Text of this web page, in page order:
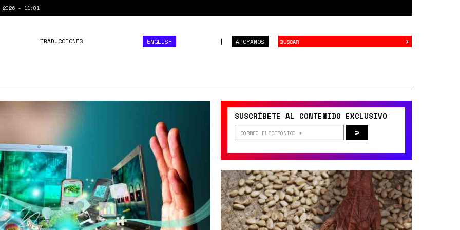
- 11:01
APÓYANOS
TRADUCCIONES ENGLISH ›
SUSCRÍBETE AL CONTENIDO EXCLUSIVO
>